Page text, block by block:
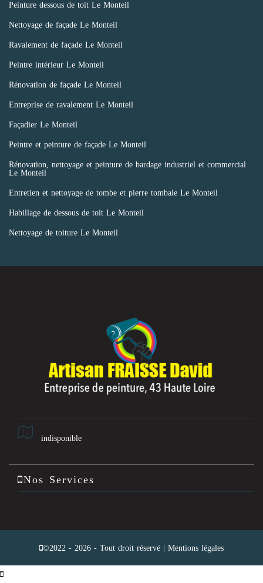
Peinture dessous de toit Le Monteil
Nettoyage de façade Le Monteil
Ravalement de façade Le Monteil
Peintre intérieur Le Monteil
Rénovation de façade Le Monteil
Entreprise de ravalement Le Monteil
Façadier Le Monteil
Peintre et peinture de façade Le Monteil
Rénovation, nettoyage et peinture de bardage industriel et commercial
Le Monteil
Entretien et nettoyage de tombe et pierre tombale Le Monteil
Habillage de dessous de toit Le Monteil
Nettoyage de toiture Le Monteil
indisponible
Nos Services
©2022 - 2026 - Tout droit réservé | Mentions légales